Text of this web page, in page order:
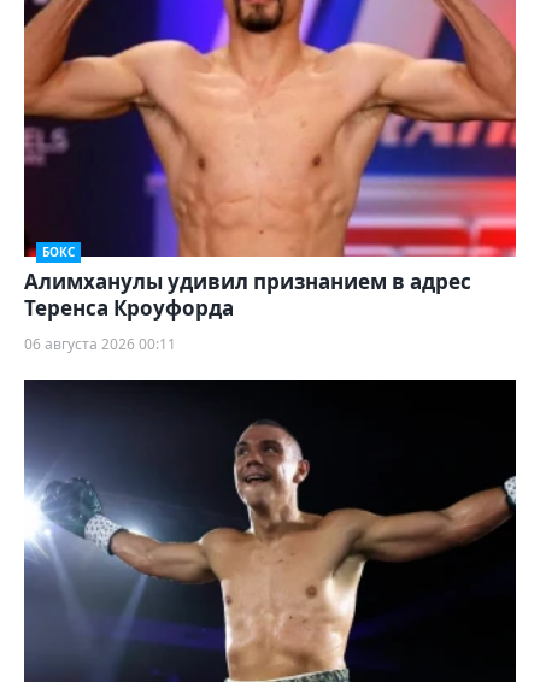
БОКС
Алимханулы удивил признанием в адрес
Теренса Кроуфорда
06 августа 2026 00:11